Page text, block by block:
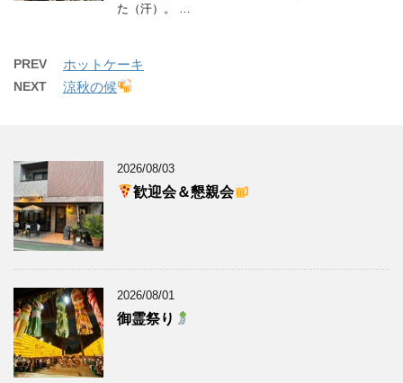
た（汗）。 …
PREV ホットケーキ
NEXT 涼秋の候
2026/08/03
歓迎会＆懇親会
2026/08/01
御霊祭り